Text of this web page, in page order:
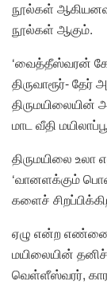
நூல்கள்
நூல்கள் ஆகும்.
‘வைத்தீஸ்வரன்
திருவாரூர்-
திருமயிலையின்
மாட வீதி
திருமயிலை உலா
‘வானளக்கும்
களைச்
ஏழு என்ற
மயிலையின்
வெள்ளீஸ்வரர்,